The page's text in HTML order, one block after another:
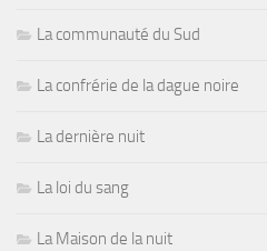
La communauté du Sud
La confrérie de la dague noire
La dernière nuit
La loi du sang
La Maison de la nuit